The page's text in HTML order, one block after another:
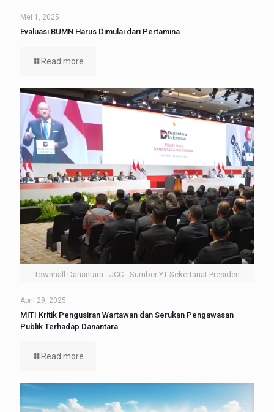
Mei 1, 2025
Evaluasi BUMN Harus Dimulai dari Pertamina
Read more
Townhall Danantara - JCC - Sumber YT Sekertariat Presiden
April 29, 2025
MITI Kritik Pengusiran Wartawan dan Serukan Pengawasan
Publik Terhadap Danantara
Read more